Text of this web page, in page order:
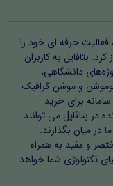
فعالیت حرفه ای خود را
مربوطه در شهریور ماه ۱۴۰۲ آغاز کرد. بتافایل به کاربران
دانشگاهی،
و موشن گرافیک
برای خرید
در بتافایل می توانند
میان بگذارند.
و مفید به همراه
تکنولوژی شما خواهد